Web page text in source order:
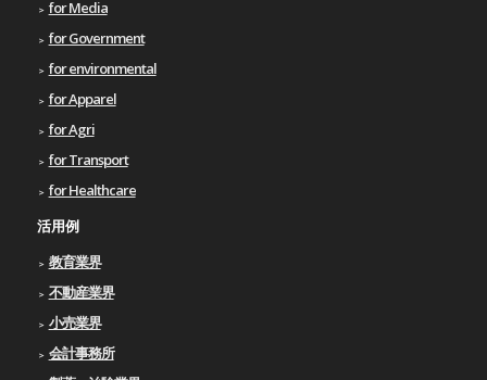
for Media
for Government
for environmental
for Apparel
for Agri
for Transport
for Healthcare
活用例
教育業界
不動産業界
小売業界
会計事務所